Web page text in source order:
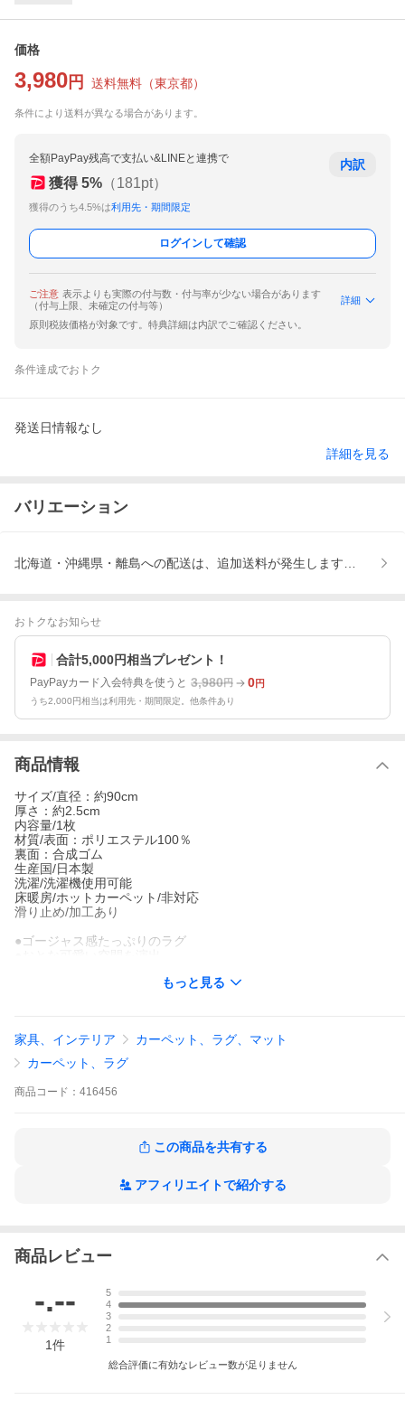
価格
3,980 円 送料無料 （東京都）
条件により送料が異なる場合があります。
全額PayPay残高で支払い&LINEと連携で
獲得 5% （181pt）
獲得のうち4.5%は利用先・期間限定
内訳
ログインして確認
ご注意 表示よりも実際の付与数・付与率が少ない場合があります
（付与上限、未確定の付与等）
詳細
原則税抜価格が対象です。特典詳細は内訳でご確認ください。
条件達成でおトク
発送日情報なし
詳細を見る
バリエーション
北海道・沖縄県・離島への配送は、追加送料が発生します、「置
おトクなお知らせ
合計5,000円相当プレゼント！
PayPayカード入会特典を使うと 3,980円 0円
うち2,000円相当は利用先・期間限定。他条件あり
商品情報
サイズ/直径：約90cm
厚さ：約2.5cm
内容量/1枚
材質/表面：ポリエステル100％
裏面：合成ゴム
生産国/日本製
洗濯/洗濯機使用可能
床暖房/ホットカーペット/非対応
滑り止め/加工あり
●ゴージャス感たっぷりのラグ
●ふわふわのシャギーパイル
●同じシリーズの玄関マット
洗える 厚さ2.5cm ラメ キラキラ シャギー コンパクト すべり止め
インテリア おしゃれ リビング アクセント 長毛 インテリアマット
オシャレ お洒落 シンプル ボリューミー 部屋 玄関 模様替え 引っ
使える 90 ゴールド ゴールドラメ ゴージャス 韓国風インテリア
韓国インテリア LH10768 LH8696
もっと見る
家具、インテリア
カーペット、ラグ、マット
カーペット、ラグ
商品 コード： 416456
この商品を共有する
アフィリエイトで紹介する
商品レビュー
-.--
1件
5
4
3
2
1
総合評価に有効なレビュー数が足りません